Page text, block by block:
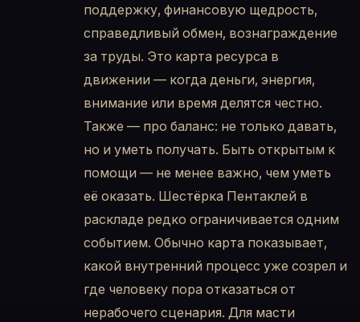
поддержку, финансовую щедрость,
справедливый обмен, вознаграждение
за труды. Это карта ресурса в
движении — когда деньги, энергия,
внимание или время делятся честно.
Также — про баланс: не только давать,
но и уметь получать. Быть открытым к
помощи — не менее важно, чем уметь
её оказать. Шестёрка Пентаклей в
раскладе редко ограничивается одним
событием. Обычно карта показывает,
какой внутренний процесс уже созрел и
где человеку пора отказаться от
нерабочего сценария. Для масти